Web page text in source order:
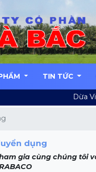
TIN TỨC
Dừa Việt
dụng
gia cùng chúng tôi